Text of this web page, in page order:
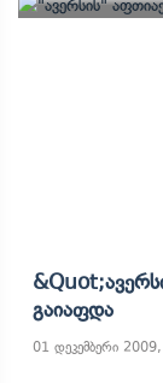
Გაიაფდა
01 დეკემბერი